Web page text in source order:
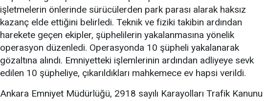
işletmelerin önlerinde sürücülerden park parası alarak haksız
kazanç elde ettiğini belirledi. Teknik ve fiziki takibin ardından
harekete geçen ekipler, şüphelilerin yakalanmasına yönelik
operasyon düzenledi. Operasyonda 10 şüpheli yakalanarak
gözaltına alındı. Emniyetteki işlemlerinin ardından adliyeye sevk
edilen 10 şüpheliye, çıkarıldıkları mahkemece ev hapsi verildi.
Ankara Emniyet Müdürlüğü, 2918 sayılı Karayolları Trafik Kanunu